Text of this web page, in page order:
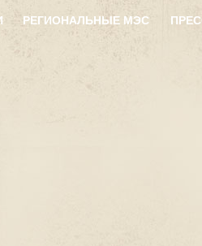
РЕГИОНАЛЬНЫЕ МЭС